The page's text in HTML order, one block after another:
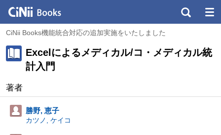
CiNii Books機能統合対応の追加実施をいたしました
Excelによるメディカル/コ・メディカル統
計入門
著者
勝野, 恵子
カツノ, ケイコ